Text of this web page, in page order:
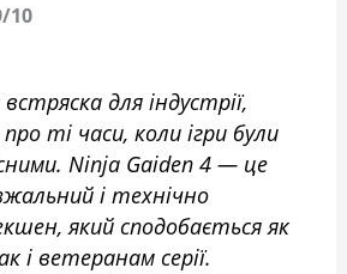
10
для індустрії,
ті часи, коли ігри були
Ninja Gaiden 4 — це
і технічно
який сподобається як
і ветеранам серії.